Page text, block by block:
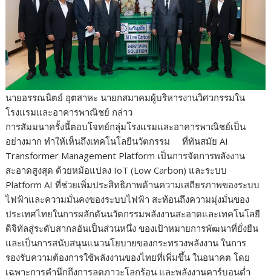
นายอรรณนิตย์ อุตสาหะ นายกสมาคมผู้บริหารงานวิศวกรรมใน
โรงแรมและอาคารพาณิชย์ กล่าว
การสัมมนาครั้งนี้ตอบโจทย์กลุ่มโรงแรมและอาคารพาณิชย์เป็น
อย่างมาก ทำให้เห็นถึงเทคโนโลยีนวัตกรรม ที่ทันสมัย AI
Transformer Management Platform เป็นการจัดการพลังงาน
สะอาดสูงสุด ด้วยหม้อแปลง IoT (Low Carbon) และระบบ
Platform AI ที่ช่วยเพิ่มประสิทธิภาพด้านความเสถียรภาพของระบบ
ไฟฟ้าและความมั่นคงของระบบไฟฟ้า สะท้อนถึงความมุ่งมั่นของ
ประเทศไทยในการผลักดันนวัตกรรมพลังงานสะอาดและเทคโนโลยี
ดิจิทัลสู่ระดับสากลอันเป็นส่วนหนึ่ง ของเป้าหมายการพัฒนาที่ยั่งยืน
และเป็นการสนับสนุนแนวนโยบายของกระทรวงพลังงาน ในการ
รองรับความต้องการใช้พลังงานของไทยที่เพิ่มขึ้น ในอนาคต โดย
เฉพาะการคำนึกถึงการลดภาวะโลกร้อน และพลังงานคาร์บอนต่ำ